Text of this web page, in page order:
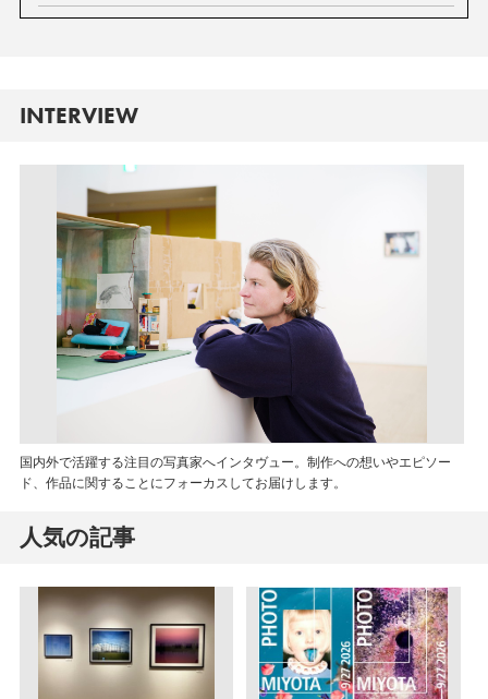
INTERVIEW
国内外で活躍する注目の写真家へインタヴュー。制作への想いやエピソー
ド、作品に関することにフォーカスしてお届けします。
人気の記事